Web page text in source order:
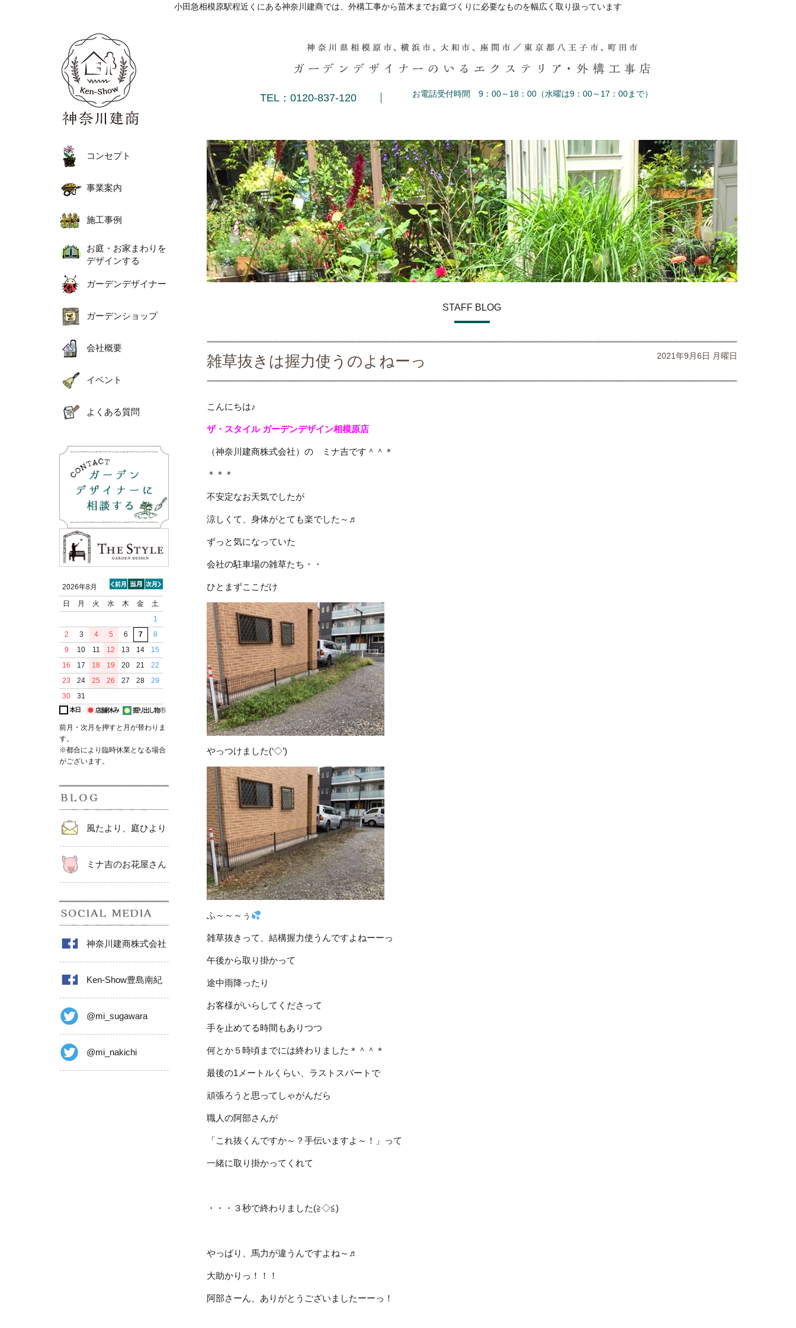
小田急相模原駅程近くにある神奈川建商では、外構工事から苗木までお庭づくりに必要なものを幅広く取り扱っています
TEL：0120-837-120 お電話受付時間 9：00～18：00（水曜は9：00～17：00まで）
コンセプト
事業案内
施工事例
お庭・お家まわりを
デザインする
ガーデンデザイナー
ガーデンショップ
会社概要
イベント
よくある質問
2026年8月
日
月 火 水 木 金
土
1
2
3 4 5 6 7
8
9
10 11 12 13 14
15
16
17 18 19 20 21
22
23
24 25 26 27 28
29
30
31
前月・次月を押すと月が替わりま
す。
※都合により臨時休業となる場合
がございます。
風たより、庭ひより
ミナ吉のお花屋さん
神奈川建商株式会社
Ken-Show豊島南紀
@mi_sugawara
@mi_nakichi
STAFF BLOG
雑草抜きは握力使うのよねーっ 2021年9月6日 月曜日
こんにちは♪
ザ・スタイル ガーデンデザイン相模原店
（神奈川建商株式会社）の ミナ吉です＾＾＊
＊＊＊
不安定なお天気でしたが
涼しくて、身体がとても楽でした～♬
ずっと気になっていた
会社の駐車場の雑草たち・・
ひとまずここだけ
やっつけました(‘◇’)ゞ
ふ～～～ぅ
雑草抜きって、結構握力使うんですよねーーっ
午後から取り掛かって
途中雨降ったり
お客様がいらしてくださって
手を止めてる時間もありつつ
何とか５時頃までには終わりました＊＾＾＊
最後の1メートルくらい、ラストスパートで
頑張ろうと思ってしゃがんだら
職人の阿部さんが
「これ抜くんですか～？手伝いますよ～！」って
一緒に取り掛かってくれて
・・・３秒で終わりました(≧◇≦)
やっぱり、馬力が違うんですよね～♬
大助かりっ！！！
阿部さーん、ありがとうございましたーーっ！